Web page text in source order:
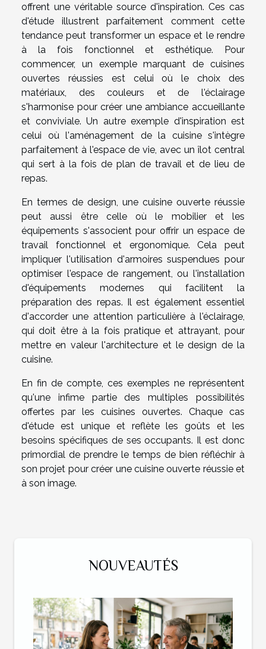
offrent une véritable source d'inspiration. Ces cas
d'étude illustrent parfaitement comment cette
tendance peut transformer un espace et le rendre
à la fois fonctionnel et esthétique. Pour
commencer, un exemple marquant de cuisines
ouvertes réussies est celui où le choix des
matériaux, des couleurs et de l'éclairage
s'harmonise pour créer une ambiance accueillante
et conviviale. Un autre exemple d'inspiration est
celui où l'aménagement de la cuisine s'intègre
parfaitement à l'espace de vie, avec un îlot central
qui sert à la fois de plan de travail et de lieu de
repas.
En termes de design, une cuisine ouverte réussie
peut aussi être celle où le mobilier et les
équipements s'associent pour offrir un espace de
travail fonctionnel et ergonomique. Cela peut
impliquer l'utilisation d'armoires suspendues pour
optimiser l'espace de rangement, ou l'installation
d'équipements modernes qui facilitent la
préparation des repas. Il est également essentiel
d'accorder une attention particulière à l'éclairage,
qui doit être à la fois pratique et attrayant, pour
mettre en valeur l'architecture et le design de la
cuisine.
En fin de compte, ces exemples ne représentent
qu'une infime partie des multiples possibilités
offertes par les cuisines ouvertes. Chaque cas
d'étude est unique et reflète les goûts et les
besoins spécifiques de ses occupants. Il est donc
primordial de prendre le temps de bien réfléchir à
son projet pour créer une cuisine ouverte réussie et
à son image.
NOUVEAUTÉS